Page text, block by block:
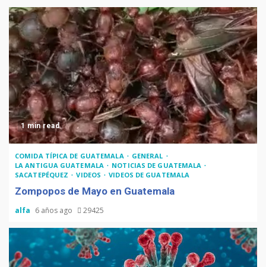
1 min read
COMIDA TÍPICA DE GUATEMALA
GENERAL
LA ANTIGUA GUATEMALA
NOTICIAS DE GUATEMALA
SACATEPÉQUEZ
VIDEOS VIDEOS DE GUATEMALA
Zompopos de Mayo en Guatemala
alfa 6 años ago 29425